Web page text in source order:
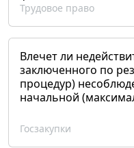
Трудовое право
Влечет ли
заключенного по
процедур)
начальной
Госзакупки